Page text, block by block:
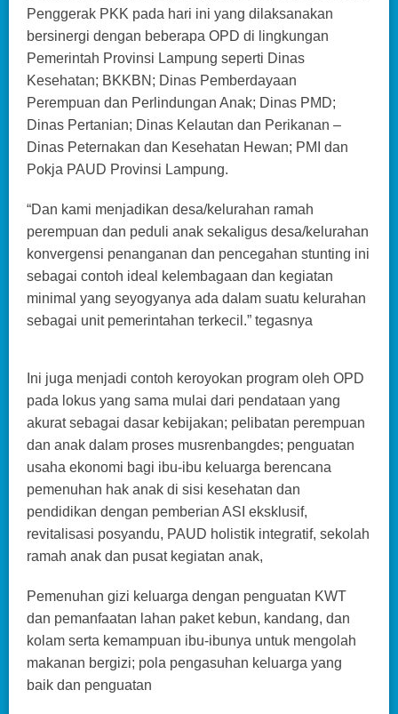
Penggerak PKK pada hari ini yang dilaksanakan
bersinergi dengan beberapa OPD di lingkungan
Pemerintah Provinsi Lampung seperti Dinas
Kesehatan; BKKBN; Dinas Pemberdayaan
Perempuan dan Perlindungan Anak; Dinas PMD;
Dinas Pertanian; Dinas Kelautan dan Perikanan –
Dinas Peternakan dan Kesehatan Hewan; PMI dan
Pokja PAUD Provinsi Lampung.
“Dan kami menjadikan desa/kelurahan ramah
perempuan dan peduli anak sekaligus desa/kelurahan
konvergensi penanganan dan pencegahan stunting ini
sebagai contoh ideal kelembagaan dan kegiatan
minimal yang seyogyanya ada dalam suatu kelurahan
sebagai unit pemerintahan terkecil.” tegasnya
Ini juga menjadi contoh keroyokan program oleh OPD
pada lokus yang sama mulai dari pendataan yang
akurat sebagai dasar kebijakan; pelibatan perempuan
dan anak dalam proses musrenbangdes; penguatan
usaha ekonomi bagi ibu-ibu keluarga berencana
pemenuhan hak anak di sisi kesehatan dan
pendidikan dengan pemberian ASI eksklusif,
revitalisasi posyandu, PAUD holistik integratif, sekolah
ramah anak dan pusat kegiatan anak,
Pemenuhan gizi keluarga dengan penguatan KWT
dan pemanfaatan lahan paket kebun, kandang, dan
kolam serta kemampuan ibu-ibunya untuk mengolah
makanan bergizi; pola pengasuhan keluarga yang
baik dan penguatan